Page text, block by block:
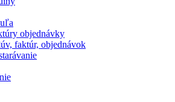
objednávky
faktúr, objednávok